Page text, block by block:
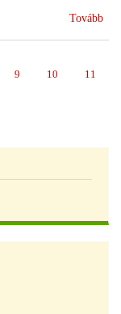
Tovább
Page
9 Page
10 Page
11